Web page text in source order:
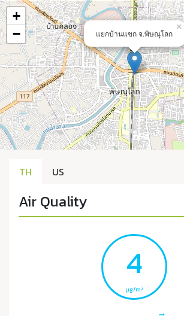
แยกบ้านแขก จ.พิษณุโลก
×
+
−
TH US
Air Quality
4
μg/m3